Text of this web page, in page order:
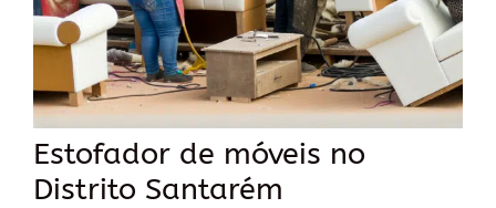
Estofador de móveis no
Distrito Santarém